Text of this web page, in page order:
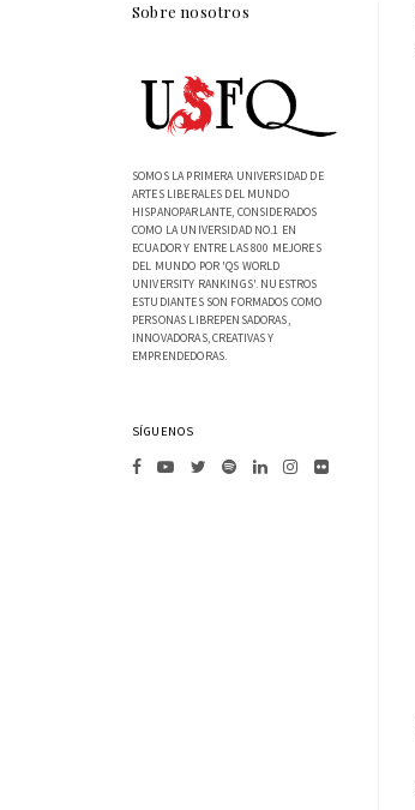
Sobre nosotros
SOMOS LA PRIMERA UNIVERSIDAD DE
ARTES LIBERALES DEL MUNDO
HISPANOPARLANTE, CONSIDERADOS
COMO LA UNIVERSIDAD NO.1 EN
ECUADOR Y ENTRE LAS 800 MEJORES
DEL MUNDO POR 'QS WORLD
UNIVERSITY RANKINGS'. NUESTROS
ESTUDIANTES SON FORMADOS COMO
PERSONAS LIBREPENSADORAS,
INNOVADORAS, CREATIVAS Y
EMPRENDEDORAS.
SÍGUENOS